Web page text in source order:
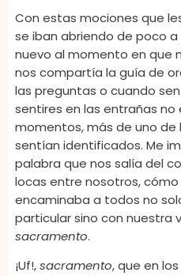
Con estas mociones que
se iban abriendo de poco
nuevo al momento en que
nos compartía la guía de
las preguntas o cuando
sentires en las entrañas no
momentos, más de uno
sentían identificados. Me
palabra que nos salía del
locas entre nosotros, cómo
encaminaba a todos no
particular sino con nuestra
sacramento.
¡Uf!,sacramento, que en